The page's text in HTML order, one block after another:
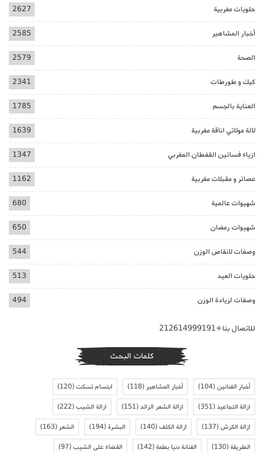
حلويات مغربية 2627
أخبار المشاهير 2585
الصحة 2579
كيك و طورطات 2341
العناية بالجسم 1785
لالة مولاتي اناقة مغربية 1639
ازياء فساتين القفطان المغربي 1347
عصائر و مقبلات مغربية 1162
شهيوات عالمية 680
شهيوات رمضان 650
وصفات لانقاص الوزن 544
حلويات العيد 513
وصفات لزيادة الوزن 494
للاتصال بنا+212614999191
كلمات البحث
أخبار الفنانين(104) أخبار المشاهير(118) ابتسام تسكت(120)
ازالة التجاعيد(351) ازالة الشعر الزائد(151) ازالة الشيب(222)
ازالة الكرش(137) ازالة الكلف(140) البشرة(194) الشعر(163)
الطريقة(130) الفنانة دنيا بطمة(142) القضاء على الشيب(97)